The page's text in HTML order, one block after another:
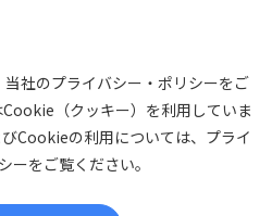
社のプライバシー・ポリシーをご
（クッキー）を利用していま
Cookieの利用については、プライ
ーをご覧ください。